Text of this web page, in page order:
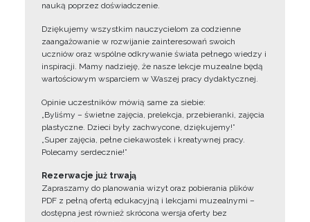
nauką poprzez doświadczenie.
Dziękujemy wszystkim nauczycielom za codzienne
zaangażowanie w rozwijanie zainteresowań swoich
uczniów oraz wspólne odkrywanie świata pełnego wiedzy i
inspiracji. Mamy nadzieję, że nasze lekcje muzealne będą
wartościowym wsparciem w Waszej pracy dydaktycznej.
Opinie uczestników mówią same za siebie:
„Byliśmy – świetne zajęcia, prelekcja, przebieranki, zajęcia
plastyczne. Dzieci były zachwycone, dziękujemy!”
„Super zajęcia, pełne ciekawostek i kreatywnej pracy.
Polecamy serdecznie!”
Rezerwacje już trwają
Zapraszamy do planowania wizyt oraz pobierania plików
PDF z pełną ofertą edukacyjną i lekcjami muzealnymi –
dostępna jest również skrócona wersja oferty bez